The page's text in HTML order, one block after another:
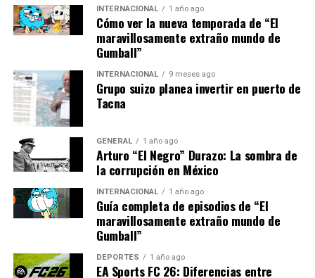
“La accesibilidad a
tecnologías más eficientes
y económicas podría
cambiar la dinámica
energética de muchas
naciones, permitiéndoles
reducir su dependencia de
combustibles fósiles”,
comentó López.
Retos y Consideraciones
INTERNACIONAL 1 año ago
Cómo ver la nueva temporada de “El
maravillosamente extraño mundo de
Gumball”
INTERNACIONAL 9 meses ago
Grupo suizo planea invertir en puerto de
Tacna
GENERAL 1 año ago
Arturo “El Negro” Durazo: La sombra de
la corrupción en México
INTERNACIONAL 1 año ago
Guía completa de episodios de “El
maravillosamente extraño mundo de
Gumball”
DEPORTES 1 año ago
EA Sports FC 26: Diferencias entre